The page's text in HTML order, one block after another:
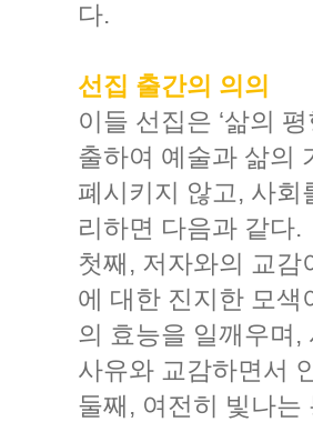
다.
선집 출간의 의의
이들 선집은 ‘삶의
출하여 예술과 삶의
폐시키지 않고, 사회
리하면 다음과 같다.
첫째, 저자와의 교감
에 대한 진지한 모
의 효능을 일깨우며,
사유와 교감하면서
둘째, 여전히 빛나는